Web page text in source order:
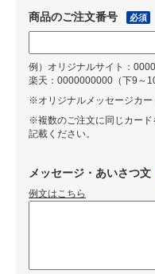
商品のご注文番号 必須
例）オリジナルサイト：
楽天：0000000000（下9～
※オリジナルメッセージカー
※複数のご注文に同じカード
記載ください。
メッセージ・あいさつ文
例文はこちら